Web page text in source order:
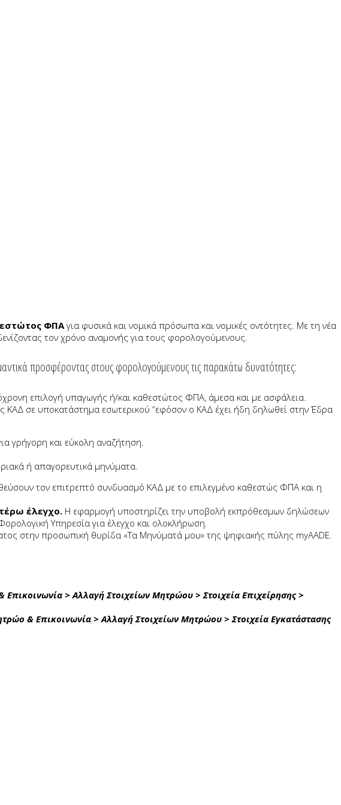
ΦΠΑγια φυσικά και νομικά πρόσωπα και νομικές οντότητες. Με τη νέα
τον χρόνο αναμονής για τους φορολογούμενους.
προσφέροντας στους φορολογούμενους τις παρακάτω δυνατότητες:
επιλογή υπαγωγής ή/και καθεστώτος ΦΠΑ, άμεσα και με ασφάλεια.
ΚΑΔ σε υποκατάστημα εσωτερικού “εφόσον ο ΚΑΔ έχει ήδη δηλωθεί στην Έδρα
γρήγορη και εύκολη αναζήτηση.
ή απαγορευτικά μηνύματα.
τον επιτρεπτό συνδυασμό ΚΑΔ με το επιλεγμένο καθεστώς ΦΠΑ και η
έλεγχο. Η εφαρμογή υποστηρίζει την υποβολή εκπρόθεσμων δηλώσεων
Υπηρεσία για έλεγχο και ολοκλήρωση.
στην προσωπική θυρίδα «Τα Μηνύματά μου» της ψηφιακής πύλης myAADE.
> Αλλαγή Στοιχείων Μητρώου > Στοιχεία Επιχείρησης >
& Επικοινωνία > Αλλαγή Στοιχείων Μητρώου > Στοιχεία Εγκατάστασης